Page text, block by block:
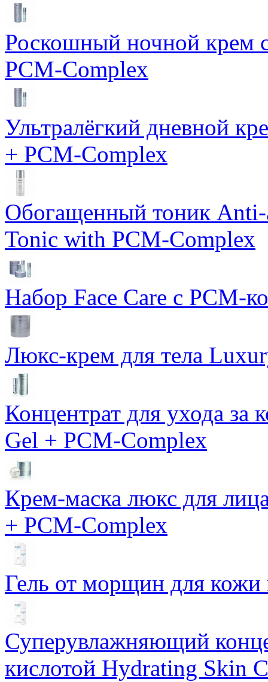
Роскошный ночной крем
PCM-Complex
Ультралёгкий дневной
+ PCM-Complex
Обогащенный тоник Anti-
Tonic with PCM-Complex
Набор Face Care с PCM-
Люкс-крем для тела
Концентрат для ухода за
Gel + PCM-Complex
Крем-маска люкс для
+ PCM-Complex
Гель от морщин для кожи
Суперувлажняющий
кислотой Hydrating Skin